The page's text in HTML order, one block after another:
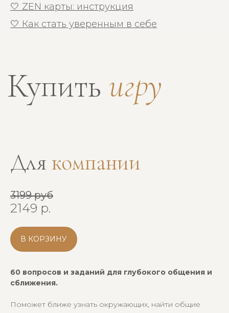
🤍 ZEN карты: инструкция
🤍 Как стать уверенным в себе
Для компании
3199 руб
2149 р.
В КОРЗИНУ
60 вопросов и заданий для глубокого общения и
сближения.
Поможет ближе узнать окружающих, найти общие
Подписываясь на рассылку, я соглашаюсь на
обработку моих персональных данных и
ознакомлен (а) с политикой
конфиденциальности
практиками и советами. Также подарим
скидку 10% на первый заказ
Индивидуальный предприниматель
Бабкин Артём Юрьевич
ИНН 526220305990
ОГРН 320527500095444
+7 995 381 02 99